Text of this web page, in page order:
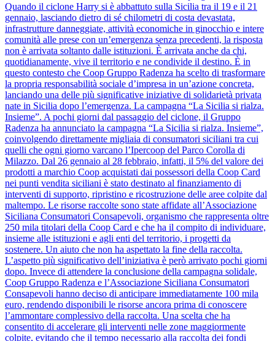
Quando il ciclone Harry si è abbattuto sulla Sicilia tra il 19 e il 21
gennaio, lasciando dietro di sé chilometri di costa devastata,
infrastrutture danneggiate, attività economiche in ginocchio e intere
comunità alle prese con un’emergenza senza precedenti, la risposta
non è arrivata soltanto dalle istituzioni. È arrivata anche da chi,
quotidianamente, vive il territorio e ne condivide il destino. È in
questo contesto che Coop Gruppo Radenza ha scelto di trasformare
la propria responsabilità sociale d’impresa in un’azione concreta,
lanciando una delle più significative iniziative di solidarietà privata
nate in Sicilia dopo l’emergenza. La campagna “La Sicilia si rialza.
Insieme”. A pochi giorni dal passaggio del ciclone, il Gruppo
Radenza ha annunciato la campagna “La Sicilia si rialza. Insieme”,
coinvolgendo direttamente migliaia di consumatori siciliani tra cui
quelli che ogni giorno varcano l’Ipercoop del Parco Corolla di
Milazzo. Dal 26 gennaio al 28 febbraio, infatti, il 5% del valore dei
prodotti a marchio Coop acquistati dai possessori della Coop Card
nei punti vendita siciliani è stato destinato al finanziamento di
interventi di supporto, ripristino e ricostruzione delle aree colpite dal
maltempo. Le risorse raccolte sono state affidate all’Associazione
Siciliana Consumatori Consapevoli, organismo che rappresenta oltre
250 mila titolari della Coop Card e che ha il compito di individuare,
insieme alle istituzioni e agli enti del territorio, i progetti da
sostenere. Un aiuto che non ha aspettato la fine della raccolta.
L’aspetto più significativo dell’iniziativa è però arrivato pochi giorni
dopo. Invece di attendere la conclusione della campagna solidale,
Coop Gruppo Radenza e l’Associazione Siciliana Consumatori
Consapevoli hanno deciso di anticipare immediatamente 100 mila
euro, rendendo disponibili le risorse ancora prima di conoscere
l’ammontare complessivo della raccolta. Una scelta che ha
consentito di accelerare gli interventi nelle zone maggiormente
colpite, evitando che il tempo necessario alla raccolta dei fondi